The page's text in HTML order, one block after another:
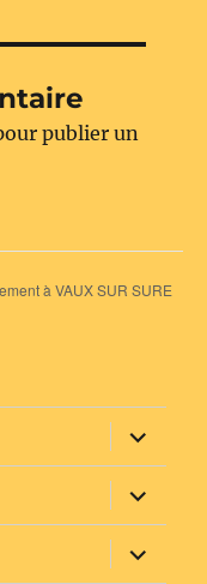
publier un
à VAUX SUR SURE
ouvrir
le
sous-
menu
ouvrir
le
sous-
menu
ouvrir
le